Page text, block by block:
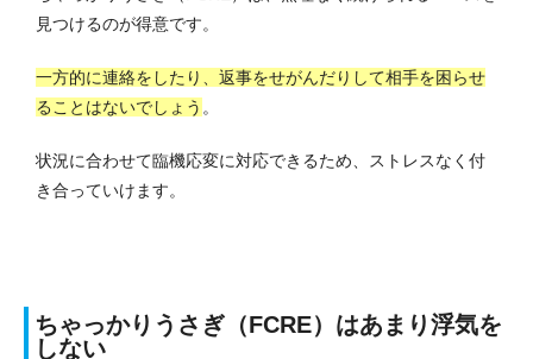
見つけるのが得意です。
一方的に連絡をしたり、返事をせがんだりして相手を困らせ
ることはないでしょう 。
状況に合わせて臨機応変に対応できるため、ストレスなく付
き合っていけます。
ちゃっかりうさぎ（FCRE）はあまり浮気を
しない